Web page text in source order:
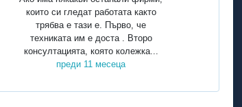
които си гледат работата както
трябва е тази е. Първо, че
техниката им е доста . Второ
консултацията, която колежка...
преди 11 месеца